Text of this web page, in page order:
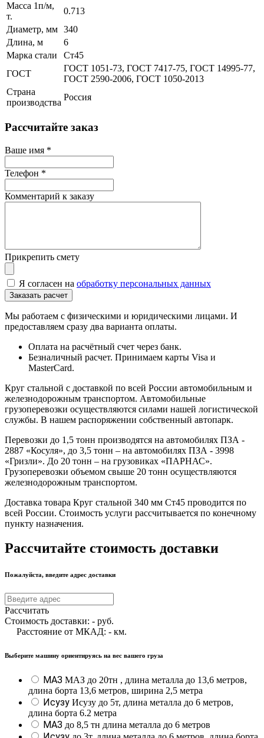
Масса 1п/м,
т.
0.713
Диаметр, мм 340
Длина, м
6
Марка стали
Ст45
ГОСТ
ГОСТ 1051-73, ГОСТ 7417-75, ГОСТ 14995-77,
ГОСТ 2590-2006, ГОСТ 1050-2013
Страна
производства
Россия
Рассчитайте заказ
Ваше имя *
Телефон *
Комментарий к заказу
Прикрепить смету
Я согласен на обработку персональных данных
Мы работаем с физическими и юридическими лицами. И
предоставляем сразу два варианта оплаты.
Оплата на расчётный счет через банк.
Безналичный расчет. Принимаем карты Visa и
MasterCard.
Круг стальной с доставкой по всей России автомобильным и
железнодорожным транспортом. Автомобильные
грузоперевозки осуществляются силами нашей логистической
службы. В нашем распоряжении собственный автопарк.
Перевозки до 1,5 тонн производятся на автомобилях ПЗА -
2887 «Косуля», до 3,5 тонн – на автомобилях ПЗА - 3998
«Гризли». До 20 тонн – на грузовиках «ПАРНАС».
Грузоперевозки объемом свыше 20 тонн осуществляются
железнодорожным транспортом.
Доставка товара Круг стальной 340 мм Ст45 проводится по
всей России. Стоимость услуги рассчитывается по конечному
пункту назначения.
Рассчитайте стоимость доставки
Пожалуйста, введите адрес доставки
Рассчитать
Стоимость доставки: - руб.
Расстояние от МКАД: - км.
Выберите машину ориентируясь на вес вашего груза
МАЗ МАЗ до 20тн , длина металла до 13,6 метров,
длина борта 13,6 метров, ширина 2,5 метра
Исузу Исузу до 5т, длина металла до 6 метров,
длина борта 6.2 метра
МАЗ до 8,5 тн длина металла до 6 метров